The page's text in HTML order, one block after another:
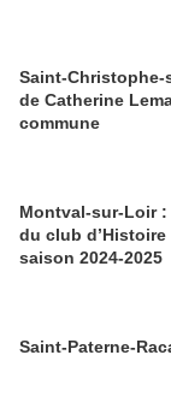
Saint-
de Catherine
commune
Montval-sur-Loir
du club
saison 2024-2025
Saint-Paterne-